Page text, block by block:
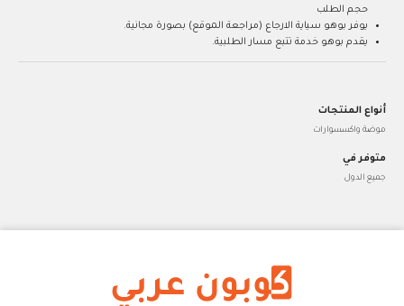
حجم الطلب
يوفر بوهو سياية الارجاع (مراجعة الموقع) بصورة مجانية.
يقدم بوهو خدمة تتبع مسار الطلبية.
أنواع المنتجات
موضة واكسسوارات
متوفر في
جميع الدول